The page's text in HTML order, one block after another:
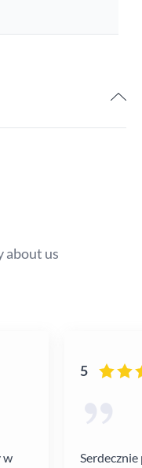
about us
w
5